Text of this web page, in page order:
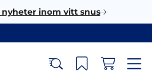
nyheter inom vitt snus